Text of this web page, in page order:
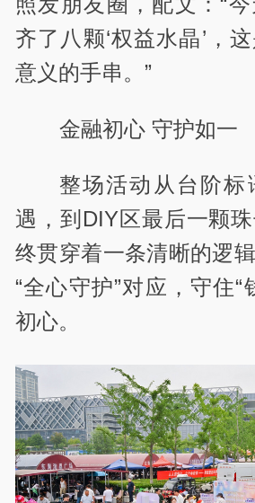
齐了八颗‘权益水晶’，
意义的手串。”
金融初心 守护如一
整场活动从台阶标
遇，到DIY区最后一颗
终贯穿着一条清晰的逻
“全心守护”对应，守住“
初心。